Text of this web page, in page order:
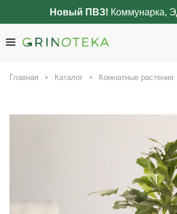
Новый ПВЗ! Коммунарка,
Главная Каталог Комнатные растения